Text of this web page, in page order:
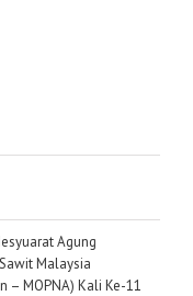
Agung
Malaysia
– MOPNA) Kali Ke-11